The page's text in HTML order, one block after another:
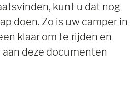
kunt u dat nog
doen. Zo is uw camper in
klaar om te rijden en
deze documenten